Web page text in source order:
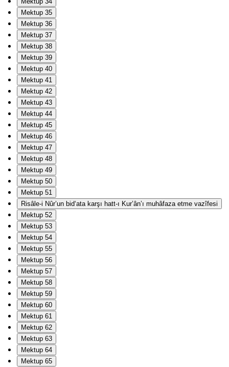
Mektup 35
Mektup 36
Mektup 37
Mektup 38
Mektup 39
Mektup 40
Mektup 41
Mektup 42
Mektup 43
Mektup 44
Mektup 45
Mektup 46
Mektup 47
Mektup 48
Mektup 49
Mektup 50
Mektup 51
Risâle-i Nûr’un bid‘ata karşı hatt-ı Kur’ân’ı muhâfaza etme vazîfesi
Mektup 52
Mektup 53
Mektup 54
Mektup 55
Mektup 56
Mektup 57
Mektup 58
Mektup 59
Mektup 60
Mektup 61
Mektup 62
Mektup 63
Mektup 64
Mektup 65